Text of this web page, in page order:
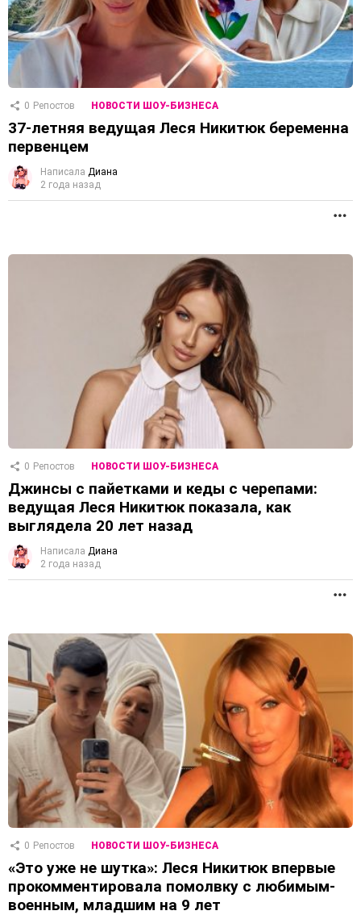
0 Репостов НОВОСТИ ШОУ-БИЗНЕСА
37-летняя ведущая Леся Никитюк беременна
первенцем
Написала Диана
2 года назад
0 Репостов НОВОСТИ ШОУ-БИЗНЕСА
Джинсы с пайетками и кеды с черепами:
ведущая Леся Никитюк показала, как
выглядела 20 лет назад
Написала Диана
2 года назад
0 Репостов НОВОСТИ ШОУ-БИЗНЕСА
«Это уже не шутка»: Леся Никитюк впервые
прокомментировала помолвку с любимым-
военным, младшим на 9 лет